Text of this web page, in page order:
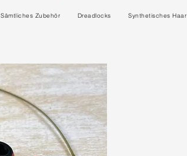
Sämtliches Zubehör Dreadlocks Synthetisches Haar